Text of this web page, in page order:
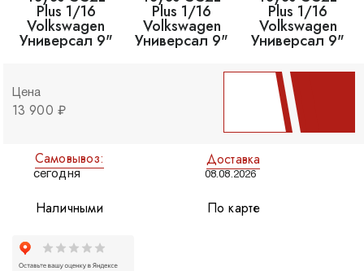
Цена
13 900 ₽
Самовывоз:
сегодня
Доставка
08.08.2026
Наличными По карте